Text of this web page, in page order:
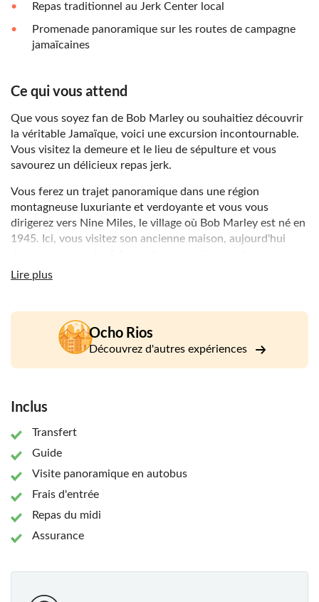
Repas traditionnel au Jerk Center local
Promenade panoramique sur les routes de campagne
jamaïcaines
Ce qui vous attend
Que vous soyez fan de Bob Marley ou souhaitiez découvrir
la véritable Jamaïque, voici une excursion incontournable.
Vous visitez la demeure et le lieu de sépulture et vous
savourez un délicieux repas jerk.
Vous ferez un trajet panoramique dans une région
montagneuse luxuriante et verdoyante et vous vous
dirigerez vers Nine Miles, le village où Bob Marley est né en
1945. Ici, vous visitez son ancienne maison, aujourd'hui
votre guide vous parle de la vie du roi du reggae avant de
Après lui avoir rendu hommage, vous terminerez par un
délicieux repas au Scotchies Jerk Centre, élu parmi les
meilleures choses à faire en Jamaïque par TripAdvisor.
Lire plus
Ocho Rios
Découvrez d'autres expériences
Inclus
Transfert
Guide
Visite panoramique en autobus
Frais d'entrée
Repas du midi
Assurance